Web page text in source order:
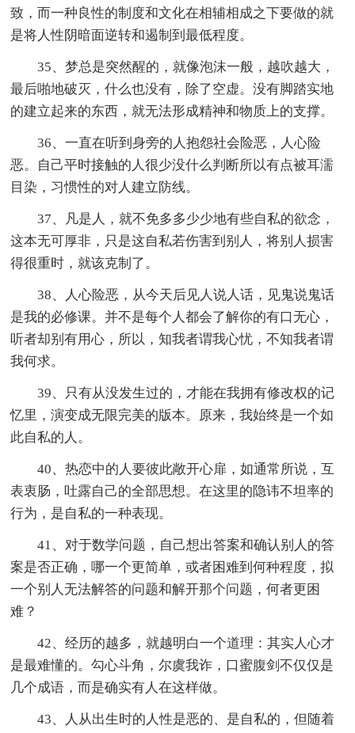
致，而一种良性的制度和文化在相辅相成之下要做的就
是将人性阴暗面逆转和遏制到最低程度。
35、梦总是突然醒的，就像泡沫一般，越吹越大，
最后啪地破灭，什么也没有，除了空虚。没有脚踏实地
的建立起来的东西，就无法形成精神和物质上的支撑。
36、一直在听到身旁的人抱怨社会险恶，人心险
恶。自己平时接触的人很少没什么判断所以有点被耳濡
目染，习惯性的对人建立防线。
37、凡是人，就不免多多少少地有些自私的欲念，
这本无可厚非，只是这自私若伤害到别人，将别人损害
得很重时，就该克制了。
38、人心险恶，从今天后见人说人话，见鬼说鬼话
是我的必修课。并不是每个人都会了解你的有口无心，
听者却别有用心，所以，知我者谓我心忧，不知我者谓
我何求。
39、只有从没发生过的，才能在我拥有修改权的记
忆里，演变成无限完美的版本。原来，我始终是一个如
此自私的人。
40、热恋中的人要彼此敞开心扉，如通常所说，互
表衷肠，吐露自己的全部思想。在这里的隐讳不坦率的
行为，是自私的一种表现。
41、对于数学问题，自己想出答案和确认别人的答
案是否正确，哪一个更简单，或者困难到何种程度，拟
一个别人无法解答的问题和解开那个问题，何者更困
难？
42、经历的越多，就越明白一个道理：其实人心才
是最难懂的。勾心斗角，尔虞我诈，口蜜腹剑不仅仅是
几个成语，而是确实有人在这样做。
43、人从出生时的人性是恶的、是自私的，但随着